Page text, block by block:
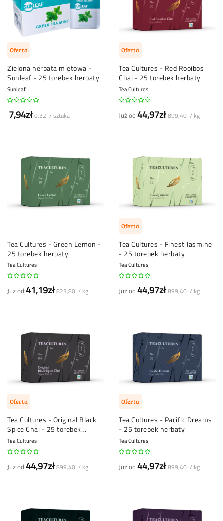
Oferta
Zielona herbata miętowa -
Sunleaf - 25 torebek herbaty
Sunleaf
7,94zł0,32 / sztuka
Oferta
Tea Cultures - Red Rooibos
Chai - 25 torebek herbaty
Tea Cultures
Już od 44,97zł899,40 / kg
Tea Cultures - Green Lemon -
25 torebek herbaty
Tea Cultures
Już od 41,19zł823,80 / kg
Oferta
Tea Cultures - Finest Jasmine
- 25 torebek herbaty
Tea Cultures
Już od 44,97zł899,40 / kg
Oferta
Tea Cultures - Original Black
Spice Chai - 25 torebek
herbaty
Tea Cultures
Już od 44,97zł899,40 / kg
Oferta
Tea Cultures - Pacific Dreams
- 25 torebek herbaty
Tea Cultures
Już od 44,97zł899,40 / kg